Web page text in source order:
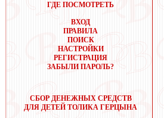
ГДЕ ПОСМОТРЕТЬ
ВХОД
ПРАВИЛА
ПОИСК
НАСТРОЙКИ
РЕГИСТРАЦИЯ
ЗАБЫЛИ ПАРОЛЬ?
СБОР ДЕНЕЖНЫХ СРЕДСТВ
ДЛЯ ДЕТЕЙ ТОЛИКА ГЕРЦЫНА